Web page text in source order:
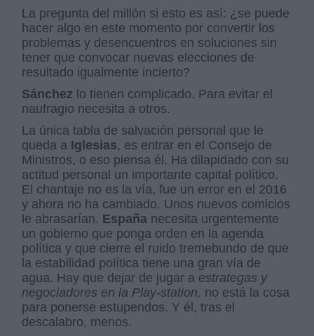
La pregunta del millón si esto es así: ¿se puede
hacer algo en este momento por convertir los
problemas y desencuentros en soluciones sin
tener que convocar nuevas elecciones de
resultado igualmente incierto?
Sánchez lo tienen complicado. Para evitar el
naufragio necesita a otros.
La única tabla de salvación personal que le
queda a Iglesias, es entrar en el Consejo de
Ministros, o eso piensa él. Ha dilapidado con su
actitud personal un importante capital político.
El chantaje no es la vía, fue un error en el 2016
y ahora no ha cambiado. Unos nuevos comicios
le abrasarían. España necesita urgentemente
un gobierno que ponga orden en la agenda
política y que cierre el ruido tremebundo de que
la estabilidad política tiene una gran vía de
agua. Hay que dejar de jugar a estrategas y
negociadores en la Play-station, no está la cosa
para ponerse estupendos. Y él, tras el
descalabro, menos.